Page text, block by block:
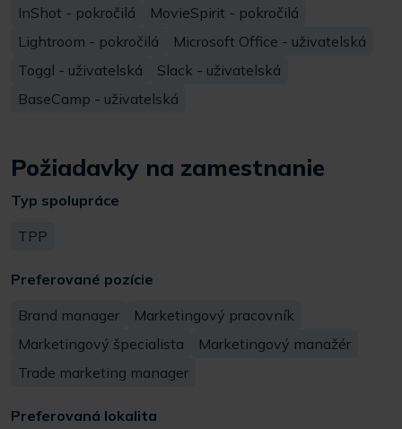
InShot - pokročilá
MovieSpirit - pokročilá
Lightroom - pokročilá
Microsoft Office - uživatelská
Toggl - uživatelská
Slack - uživatelská
BaseCamp - uživatelská
Požiadavky na zamestnanie
Typ spolupráce
TPP
Preferované pozície
Brand manager
Marketingový pracovník
Marketingový špecialista
Marketingový manažér
Trade marketing manager
Preferovaná lokalita